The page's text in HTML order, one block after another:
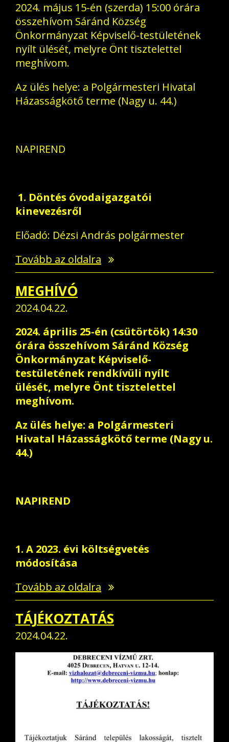
2024. május 15-én (szerda) 15:00 órára
összehívom Sáránd Község
Önkormányzat Képviselő-testületének
nyílt ülését, melyre Önt tisztelettel
meghívom.
Az ülés helye: a Polgármesteri Hivatal
Házasságkötő terme (Nagy u. 44.)
NAPIREND
1. Döntés óvodaigazgatói
kinevezésről
Előadó: Dézsi András polgármester
Tovább az oldalra
MEGHÍVÓ
2024.04.22.
2024. április 25-én (csütörtök) 14:30
órára összehívom Sáránd Község
Önkormányzat Képviselő-
testületének rendkívüli nyílt
ülését, melyre Önt tisztelettel
meghívom.
Az ülés helye: a Polgármesteri
Hivatal Házasságkötő terme (Nagy u.
44.)
NAPIREND
1. A 2023. évi költségvetés
módosítása
Tovább az oldalra
TÁJÉKOZTATÁS
2024.04.22.